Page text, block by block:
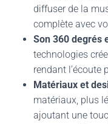
diffuser de la
complète avec
Son 360 degrés
technologies
rendant l’écoute
Matériaux et
matériaux, plus
ajoutant une